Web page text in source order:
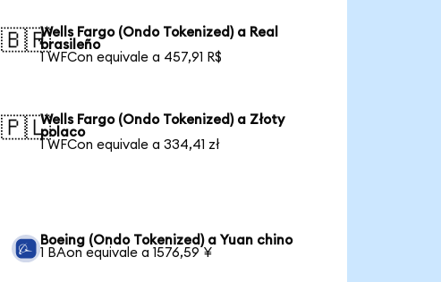
🇧🇷Wells Fargo (Ondo Tokenized) a Real
brasileño
1 WFCon equivale a 457,91 R$
🇵🇱Wells Fargo (Ondo Tokenized) a Złoty
polaco
1 WFCon equivale a 334,41 zł
Boeing (Ondo Tokenized) a Yuan chino
1 BAon equivale a 1576,59 ¥